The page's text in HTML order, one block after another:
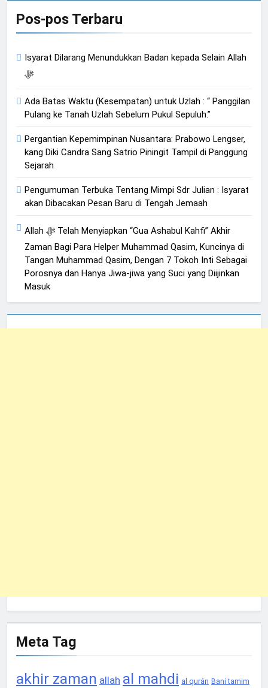
Pos-pos Terbaru
Isyarat Dilarang Menundukkan Badan kepada Selain Allah
ﷻ
Ada Batas Waktu (Kesempatan) untuk Uzlah : “ Panggilan
Pulang ke Tanah Uzlah Sebelum Pukul Sepuluh.”
Pergantian Kepemimpinan Nusantara: Prabowo Lengser,
kang Diki Candra Sang Satrio Piningit Tampil di Panggung
Sejarah
Pengumuman Terbuka Tentang Mimpi Sdr Julian : Isyarat
akan Dibacakan Pesan Baru di Tengah Jemaah
Allah ﷻ Telah Menyiapkan “Gua Ashabul Kahfi” Akhir
Zaman Bagi Para Helper Muhammad Qasim, Kuncinya di
Tangan Muhammad Qasim, Dengan 7 Tokoh Inti Sebagai
Porosnya dan Hanya Jiwa-jiwa yang Suci yang Diijinkan
Masuk
Meta Tag
akhir zaman allah al mahdi al qurán Bani tamim